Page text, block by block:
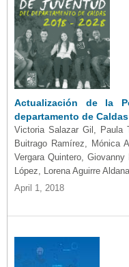
Actualización de la
departamento de
Victoria Salazar Gil, Paula
Buitrago Ramírez, Mónica
Vergara Quintero,
López, Lorena Aguirre Aldana
April 1, 2018